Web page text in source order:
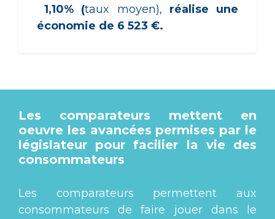
1,10% (taux moyen), réalise une
économie de 6 523 €.
Les comparateurs mettent en
oeuvre les avancées permises par le
législateur pour facilier la vie des
consommateurs
Les comparateurs permettent aux
consommateurs de faire jouer dans le